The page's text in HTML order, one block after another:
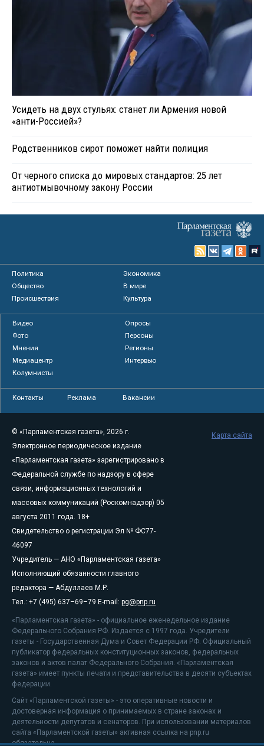
Усидеть на двух стульях: станет ли Армения новой
«анти-Россией»?
Родственников сирот поможет найти полиция
От черного списка до мировых стандартов: 25 лет
антиотмывочному закону России
Политика
Экономика
Общество
В мире
Происшествия
Культура
Видео
Опросы
Фото
Персоны
Мнения
Регионы
Медиацентр
Интервью
Колумнисты
Контакты Реклама Вакансии
© «Парламентская газета», 2026 г.
Электронное периодическое издание
«Парламентская газета» зарегистрировано в
Федеральной службе по надзору в сфере
связи, информационных технологий и
массовых коммуникаций (Роскомнадзор) 05
августа 2011 года. 18+
Свидетельство о регистрации Эл № ФС77-
46097
Учредитель — АНО «Парламентская газета»
Исполняющий обязанности главного
редактора — Абдуллаев М.Р.
Тел.: +7 (495) 637–69–79 E-mail: pg@pnp.ru
«Парламентская газета» - официальное еженедельное издание
Федерального Собрания РФ. Издается с 1997 года. Учредители
газеты - Государственная Дума и Совет Федерации РФ. Официальный
публикатор федеральных конституционных законов, федеральных
законов и актов палат Федерального Собрания. «Парламентская
газета» имеет пункты печати и представительства в десяти субъектах
федерации.
Сайт «Парламентской газеты» - это оперативные новости и
достоверная информация о принимаемых в стране законах и
деятельности депутатов и сенаторов. При использовании материалов
сайта «Парламентской газеты» активная ссылка на pnp.ru
обязательна.
Карта сайта